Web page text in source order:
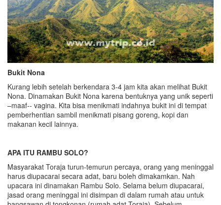
Bukit Nona
Kurang lebih setelah berkendara 3-4 jam kita akan melihat Bukit
Nona. Dinamakan Bukit Nona karena bentuknya yang unik seperti
–maaf-- vagina. Kita bisa menikmati indahnya bukit ini di tempat
pemberhentian sambil menikmati pisang goreng, kopi dan
makanan kecil lainnya.
APA ITU RAMBU SOLO?
Masyarakat Toraja turun-temurun percaya, orang yang meninggal
harus diupacarai secara adat, baru boleh dimakamkan. Nah
upacara ini dinamakan Rambu Solo. Selama belum diupacarai,
jasad orang meninggal ini disimpan di dalam rumah atau untuk